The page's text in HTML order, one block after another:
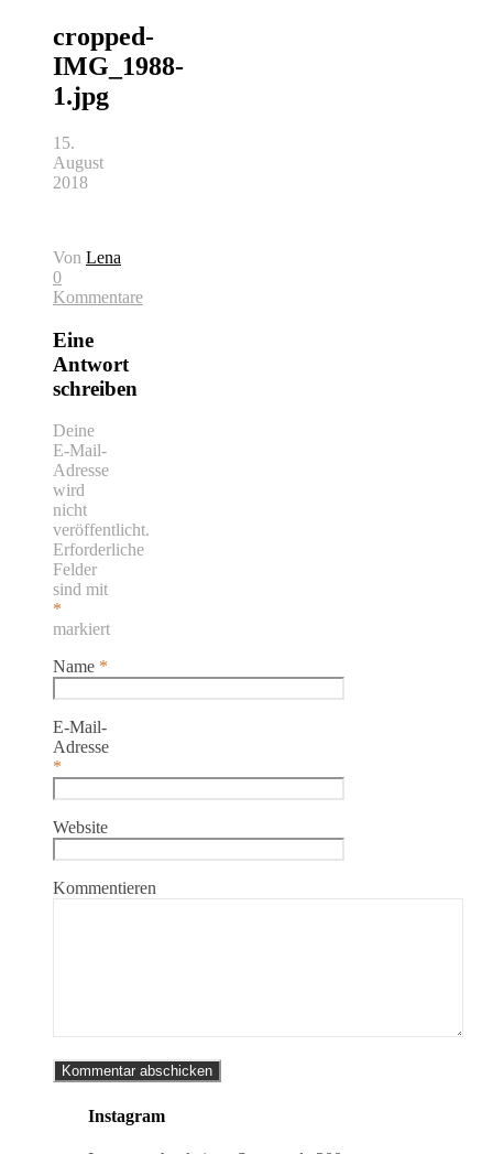
cropped-
IMG_1988-
1.jpg
15.
August
2018
Von Lena
0
Kommentare
Eine
Antwort
schreiben
Deine
E-Mail-
Adresse
wird
nicht
veröffentlicht.
Erforderliche
Felder
sind mit
*
markiert
Name *
E-Mail-
Adresse
*
Website
Kommentieren
Instagram